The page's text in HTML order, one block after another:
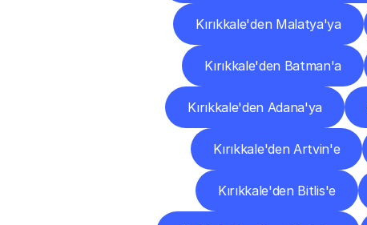
Kırıkkale'den Malatya'ya
Kırıkkale'den Batman'a
Kırıkkale'den Adana'ya
Kırıkkale'den Artvin'e
Kırıkkale'den Bitlis'e